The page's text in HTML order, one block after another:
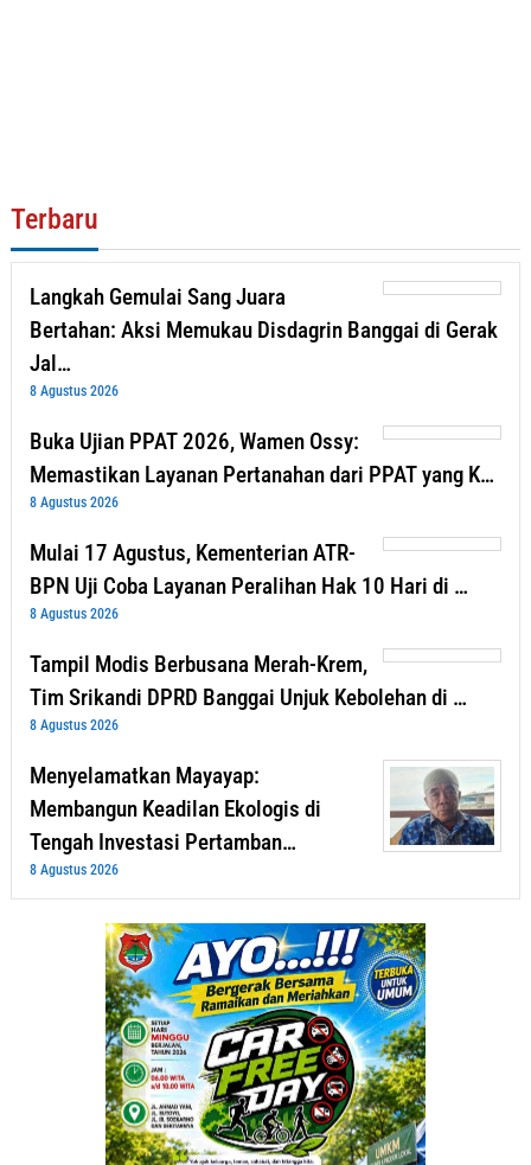
Terbaru
Langkah Gemulai Sang Juara
Bertahan: Aksi Memukau Disdagrin Banggai di Gerak
Jal…
8 Agustus 2026
Buka Ujian PPAT 2026, Wamen Ossy:
Memastikan Layanan Pertanahan dari PPAT yang K…
8 Agustus 2026
Mulai 17 Agustus, Kementerian ATR-
BPN Uji Coba Layanan Peralihan Hak 10 Hari di …
8 Agustus 2026
Tampil Modis Berbusana Merah-Krem,
Tim Srikandi DPRD Banggai Unjuk Kebolehan di …
8 Agustus 2026
Menyelamatkan Mayayap:
Membangun Keadilan Ekologis di
Tengah Investasi Pertamban…
8 Agustus 2026